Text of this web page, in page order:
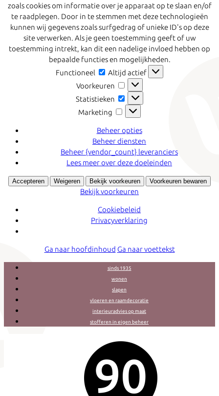
zoals cookies om informatie over je apparaat op te slaan en/of
te raadplegen. Door in te stemmen met deze technologieën
kunnen wij gegevens zoals surfgedrag of unieke ID's op deze
site verwerken. Als je geen toestemming geeft of uw
toestemming intrekt, kan dit een nadelige invloed hebben op
bepaalde functies en mogelijkheden.
Functioneel
Functioneel
Altijd actief
Voorkeuren
Voorkeuren
Statistieken
Statistieken
Marketing
Marketing
Beheer opties
Beheer diensten
Beheer {vendor_count} leveranciers
Lees meer over deze doeleinden
Accepteren Weigeren Bekijk voorkeuren Voorkeuren bewaren
Bekijk voorkeuren
Cookiebeleid
Privacyverklaring
Ga naar hoofdinhoud Ga naar voettekst
sinds 1935
wonen
slapen
vloeren en raamdecoratie
interieuradvies op maat
stofferen in eigen beheer